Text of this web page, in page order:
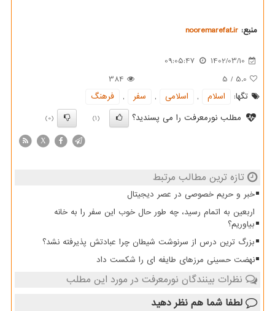
منبع: nooremarefat.ir
1402/03/10
09:05:47
5.0
/
5
384
تگها:
اسلام , اسلامی , سفر ,
فرهنگ
مطلب نورمعرفت را می پسندید؟
(1)
(0)
X
تازه ترین مطالب مرتبط
خبر و حریم خصوصی در عصر دیجیتال
اربعین به اتمام رسید، چه طور حال خوب این سفر را به خانه
بیاوریم؟
بزرگ ترین درس از سرنوشت شیطان چرا عبادتش پذیرفته نشد؟
نهضت حسینی مرزهای طایفه ای را شکست داد
نظرات بینندگان نورمعرفت در مورد این مطلب
لطفا شما هم نظر دهید